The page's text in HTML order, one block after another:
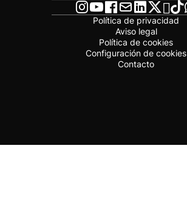
Política de privacidad
Aviso legal
Política de cookies
Configuración de cookies
Contacto